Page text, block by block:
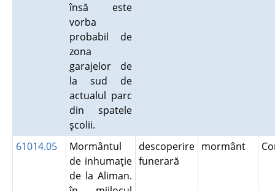
însă este
vorba
probabil de
zona
garajelor de
la sud de
actualul parc
din spatele
şcolii.
61014.05
Mormântul
de inhumaţie
de la Aliman.
descoperire
funerară
mormânt